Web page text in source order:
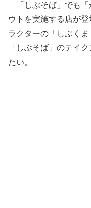
「しぶそば」でも「
ウトを実施する店が
ラクターの「しぶくま
「しぶそば」のテイ
たい。